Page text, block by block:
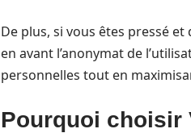
De plus, si vous êtes pressé
en avant l’anonymat de
personnelles tout en
Pourquoi choisir